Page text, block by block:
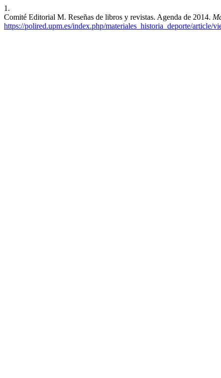
1.
Comité Editorial M. Reseñas de libros y revistas. Agenda de 2014.
https://polired.upm.es/index.php/materiales_historia_deporte/article/